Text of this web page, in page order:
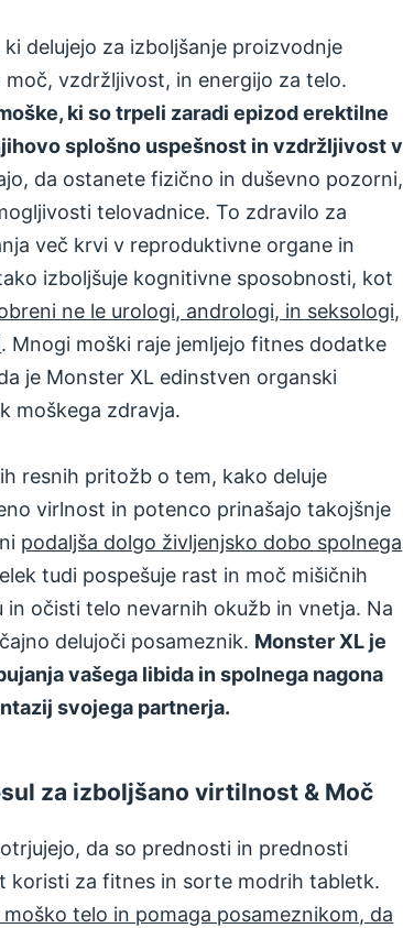
delujejo za izboljšanje proizvodnje
vzdržljivost, in energijo za telo.
ki so trpeli zaradi epizod erektilne
splošno uspešnost in vzdržljivost v
da ostanete fizično in duševno pozorni,
telovadnice. To zdravilo za
več krvi v reproduktivne organe in
izboljšuje kognitivne sposobnosti, kot
ne le urologi, andrologi, in seksologi,
. Mnogi moški raje jemljejo fitnes dodatke
je Monster XL edinstven organski
moškega zdravja.
resnih pritožb o tem, kako deluje
virlnost in potenco prinašajo takojšnje
podaljša dolgo življenjsko dobo spolnega
tudi pospešuje rast in moč mišičnih
očisti telo nevarnih okužb in vnetja. Na
delujoči posameznik. Monster XL je
vašega libida in spolnega nagona
svojega partnerja.
za izboljšano virtilnost & Moč
da so prednosti in prednosti
koristi za fitnes in sorte modrih tabletk.
telo in pomaga posameznikom, da